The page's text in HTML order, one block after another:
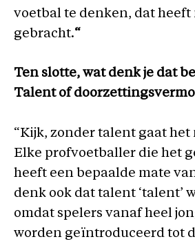
voetbal te denken, dat heeft
gebracht.“
Ten slotte, wat denk je dat
Talent of
“Kijk, zonder talent gaat
Elke profvoetballer die het
heeft een bepaalde mate
denk ook dat talent ‘talent’
omdat spelers vanaf heel
worden geïntroduceerd tot